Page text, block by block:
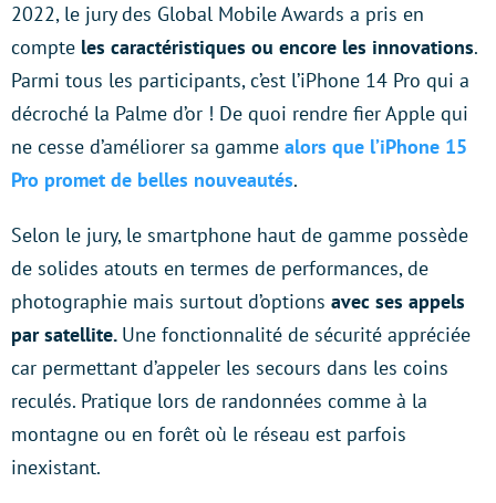
2022, le jury des Global Mobile Awards a pris en
compte les caractéristiques ou encore les innovations.
Parmi tous les participants, c’est l’iPhone 14 Pro qui a
décroché la Palme d’or ! De quoi rendre fier Apple qui
ne cesse d’améliorer sa gamme alors que l’iPhone 15
Pro promet de belles nouveautés.
Selon le jury, le smartphone haut de gamme possède
de solides atouts en termes de performances, de
photographie mais surtout d’options avec ses appels
par satellite. Une fonctionnalité de sécurité appréciée
car permettant d’appeler les secours dans les coins
reculés. Pratique lors de randonnées comme à la
montagne ou en forêt où le réseau est parfois
inexistant.